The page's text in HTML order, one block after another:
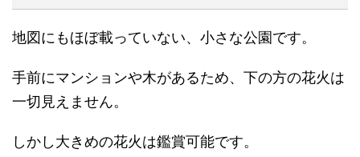
地図にもほぼ載っていない、小さな公園です。
手前にマンションや木があるため、下の方の花火は
一切見えません。
しかし大きめの花火は鑑賞可能です。